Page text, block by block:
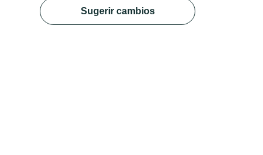
Sugerir cambios